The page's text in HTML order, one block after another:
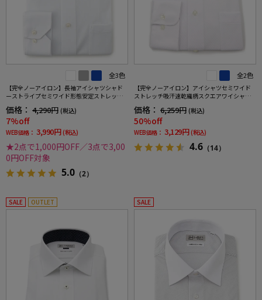
全3色
【完全ノーアイロン】長袖アイシャツシャド
ーストライプセミワイド形態安定ストレッチ
吸汗速乾ワイシャツ通年
価格： 4,290円 (税込)
7%off
WEB価格： 3,990円 (税込)
★2点で1,000円OFF／3点で3,00
0円OFF対象
5.0 （2）
全2色
【完全ノーアイロン】アイシャツセミワイド
ストレッチ吸汗速乾織柄スクエアワイシャツi-
shirt通年
価格： 6,259円 (税込)
50%off
WEB価格： 3,129円 (税込)
4.6 （14）
SALE OUTLET SALE